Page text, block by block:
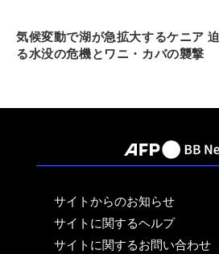
気候変動で湖が急拡大するケニア 迫
る水没の危機とワニ・カバの襲撃
サイトからのお知らせ
サイトに関するヘルプ
サイトに関するお問い合わせ